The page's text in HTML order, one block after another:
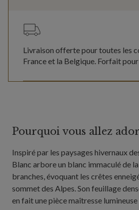
Livraison offerte pour toutes les
France et la Belgique. Forfait pour
Pourquoi vous allez
Inspiré par les paysages hivernaux
Blanc arbore un blanc immaculé de
branches, évoquant les crêtes
sommet des Alpes. Son feuillage
en fait une pièce maîtresse